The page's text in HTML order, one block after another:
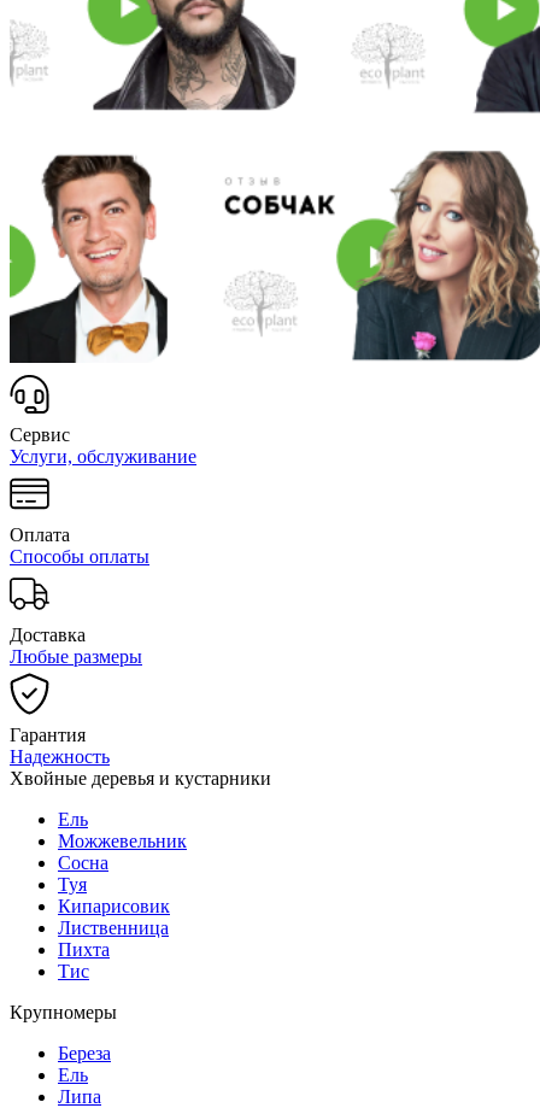
Сервис
Услуги, обслуживание
Оплата
Способы оплаты
Доставка
Любые размеры
Гарантия
Надежность
Хвойные деревья и кустарники
Ель
Можжевельник
Сосна
Туя
Кипарисовик
Лиственница
Пихта
Тис
Крупномеры
Береза
Ель
Липа